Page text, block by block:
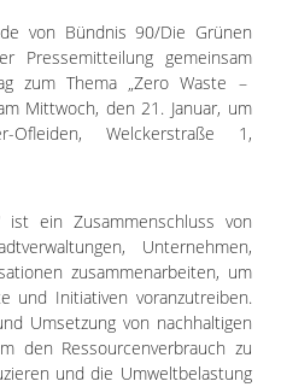
von Bündnis 90/Die Grünen
Pressemitteilung gemeinsam
zum Thema „Zero Waste –
Mittwoch, den 21. Januar, um
Welckerstraße 1,
ist ein Zusammenschluss von
Unternehmen,
zusammenarbeiten, um
und Initiativen voranzutreiben.
Umsetzung von nachhaltigen
den Ressourcenverbrauch zu
und die Umweltbelastung